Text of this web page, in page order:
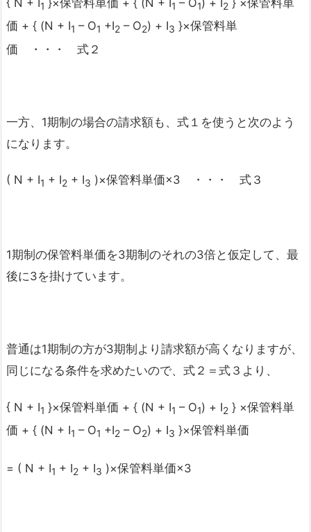
1 1 1 2
価 + { (N + I1 – O1 +I2 – O2) + I3 }×保管料単
価 ・・・ 式２
一方、1期制の場合の請求額も、式１を使うと次のよう
になります。
( N + I1 + I2 + I3 )×保管料単価×3 ・・・ 式３
1期制の保管料単価を3期制のそれの3倍と仮定して、最
後に3を掛けています。
普通は1期制の方が3期制より請求額が高くなりますが、
同じになる条件を求めたいので、式２＝式３より、
{ N + I1 }×保管料単価 + { (N + I1 – O1) + I2 } ×保管料単
価 + { (N + I1 – O1 +I2 – O2) + I3 }×保管料単価
= ( N + I1 + I2 + I3 )×保管料単価×3